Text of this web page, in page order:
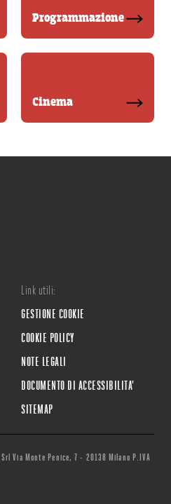
Programmazione
Cinema
Link utili:
GESTIONE COOKIE
COOKIE POLICY
NOTE LEGALI
DOCUMENTO DI ACCESSIBILITA'
SITEMAP
Via Monte Penice, 7 - 20138 Milano P.IVA